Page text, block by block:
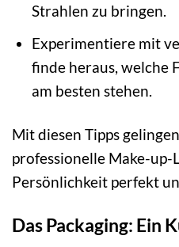
Strahlen zu bringen.
Experimentiere mit
finde heraus, welche
am besten stehen.
Mit diesen Tipps
professionelle Make-up-
Persönlichkeit perfekt
Das Packaging: Ein